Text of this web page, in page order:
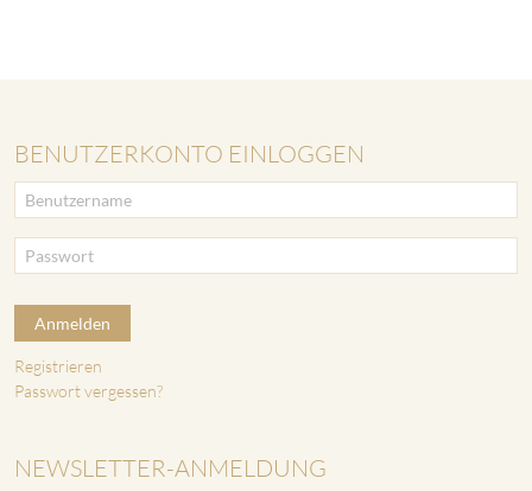
BENUTZERKONTO EINLOGGEN
Anmelden
Registrieren
Passwort vergessen?
NEWSLETTER-ANMELDUNG